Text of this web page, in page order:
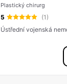
Plastický chirurg
5
(1)
Ústřední vojenská